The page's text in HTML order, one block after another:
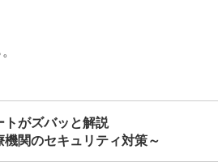
がズバッと解説
関のセキュリティ対策～